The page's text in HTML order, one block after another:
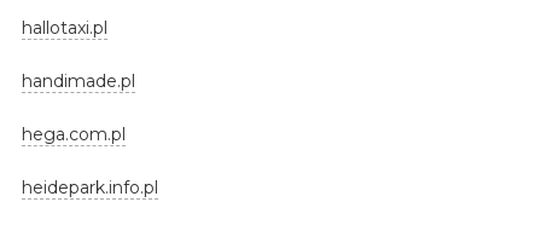
hallotaxi.pl
handimade.pl
hega.com.pl
heidepark.info.pl